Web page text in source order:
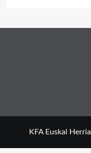
KFA Euskal Herria